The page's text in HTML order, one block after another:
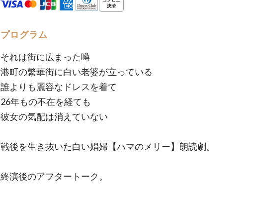
プログラム
それは街に広まった噂
港町の繁華街に白い老婆が立っている
誰よりも麗容なドレスを着て
26年もの不在を経ても
彼女の気配は消えていない
戦後を生き抜いた白い娼婦【ハマのメリー】朗読劇。
終演後のアフタートーク。